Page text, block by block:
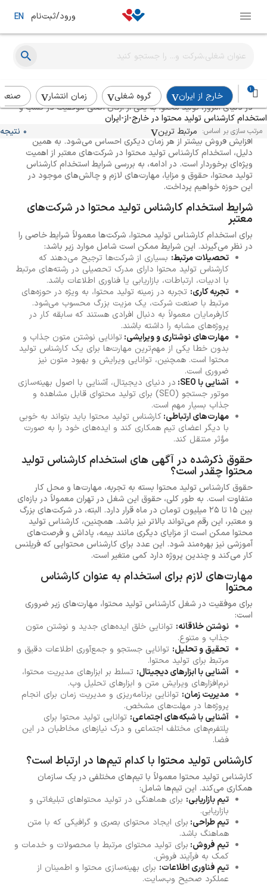
ورود/ثبت‌نام EN
1
خارج از ایران گروه شغلی زمان انتشار
استخدام کارشناس تولید محتوا در خارج-از-ایران
مرتب سازی بر اساس: مرتبط ترین 0 نتیجه
راهنمای استخدام کارشناس تولید محتوا
در دنیای امروز، تولید محتوا به یکی از ارکان اصلی موفقیت در کسب و
کارها تبدیل شده است. با توجه به رشد روزافزون اینترنت و شبکه‌های
اجتماعی، نیاز به محتوای باکیفیت و جذاب برای جذب مخاطب و
افزایش فروش بیشتر از هر زمان دیگری احساس می‌شود. به همین
دلیل، استخدام کارشناس تولید محتوا در شرکت‌های معتبر از اهمیت
ویژه‌ای برخوردار است. در ادامه، به بررسی شرایط استخدام کارشناس
تولید محتوا، حقوق و مزایا، مهارت‌های لازم و چالش‌های موجود در
این حوزه خواهیم پرداخت.
شرایط استخدام کارشناس تولید محتوا در شرکت‌های
معتبر
برای استخدام کارشناس تولید محتوا، شرکت‌ها معمولاً شرایط خاصی را
در نظر می‌گیرند. این شرایط ممکن است شامل موارد زیر باشد:
تحصیلات مرتبط: بسیاری از شرکت‌ها ترجیح می‌دهند که
کارشناس تولید محتوا دارای مدرک تحصیلی در رشته‌های مرتبط
با ادبیات، ارتباطات، بازاریابی یا فناوری اطلاعات باشد.
تجربه کاری: تجربه در زمینه تولید محتوا، به ویژه در حوزه‌های
مرتبط با صنعت شرکت، یک مزیت بزرگ محسوب می‌شود.
کارفرمایان معمولاً به دنبال افرادی هستند که سابقه کار در
پروژه‌های مشابه را داشته باشند.
مهارت‌های نوشتاری و ویرایشی:توانایی نوشتن متون جذاب و
بدون خطا یکی از مهم‌ترین مهارت‌ها برای یک کارشناس تولید
محتوا است. همچنین، توانایی ویرایش و بهبود متون نیز
ضروری است.
آشنایی با SEO:
در دنیای دیجیتال، آشنایی با اصول بهینه‌سازی
موتور جستجو (SEO) برای تولید محتوای قابل مشاهده و
جذاب بسیار مهم است.
مهارت‌های ارتباطی:کارشناس تولید محتوا باید بتواند به خوبی
با دیگر اعضای تیم همکاری کند و ایده‌های خود را به صورت
مؤثر منتقل کند.
حقوق ذکرشده در آگهی های استخدام کارشناس تولید
محتوا چقدر است؟
حقوق کارشناس تولید محتوا بسته به تجربه، مهارت‌ها و محل کار
متفاوت است. به طور کلی، حقوق این شغل در تهران معمولاً در بازه‌ای
بین 15 تا 25 میلیون تومان در ماه قرار دارد. البته، در شرکت‌های بزرگ
و معتبر، این رقم می‌تواند بالاتر نیز باشد. همچنین، کارشناس تولید
محتوا ممکن است از مزایای دیگری مانند بیمه، پاداش و فرصت‌های
آموزشی نیز بهره‌مند شود. این عدد برای کارشناس محتوایی که فریلنس
کار می‌کند و چندین پروژه دارد کمی متغیر است.
مهارت‌های لازم برای استخدام به عنوان کارشناس
محتوا
برای موفقیت در شغل کارشناس تولید محتوا، مهارت‌های زیر ضروری
است:
نوشتن خلاقانه: توانایی خلق ایده‌های جدید و نوشتن متون
جذاب و متنوع.
تحقیق و تحلیل: توانایی جستجو و جمع‌آوری اطلاعات دقیق و
مرتبط برای تولید محتوا.
آشنایی با ابزارهای دیجیتال: تسلط بر ابزارهای مدیریت محتوا،
نرم‌افزارهای ویرایش متن و ابزارهای تحلیل وب.
مدیریت زمان: توانایی برنامه‌ریزی و مدیریت زمان برای انجام
پروژه‌ها در مهلت‌های مشخص.
آشنایی با شبکه‌های اجتماعی: توانایی تولید محتوا برای
پلتفرم‌های مختلف اجتماعی و درک نیازهای مخاطبان در این
فضا.
کارشناس تولید محتوا با کدام تیم‌ها در ارتباط است؟
کارشناس تولید محتوا معمولاً با تیم‌های مختلفی در یک سازمان
همکاری می‌کند. این تیم‌ها شامل:
تیم بازاریابی: برای هماهنگی در تولید محتواهای تبلیغاتی و
بازاریابی.
تیم طراحی: برای ایجاد محتوای بصری و گرافیکی که با متن
هماهنگ باشد.
تیم فروش: برای تولید محتوای مرتبط با محصولات و خدمات و
کمک به فرآیند فروش.
تیم فناوری اطلاعات: برای بهینه‌سازی محتوا و اطمینان از
عملکرد صحیح وب‌سایت.